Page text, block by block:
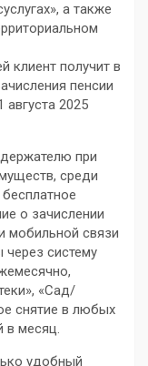
а также
клиент получит в
пенсии
2025
при
среди
о зачислении
мобильной связи
систему
«Сад/
снятие в любых
в месяц.
удобный